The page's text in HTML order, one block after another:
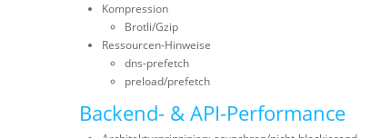
Kompression
Brotli/Gzip
Ressourcen-Hinweise
dns-prefetch
preload/prefetch
Backend- & API-Performance